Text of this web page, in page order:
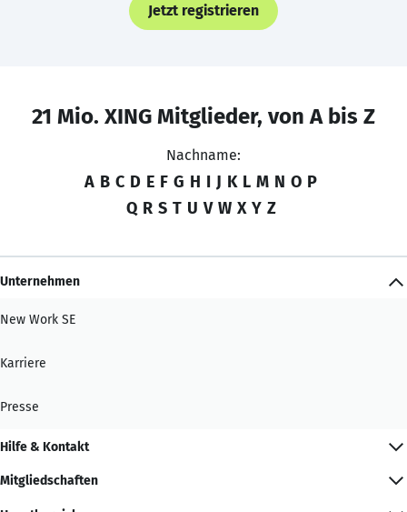
Jetzt registrieren
21 Mio. XING Mitglieder, von A bis Z
Nachname:
A B C D E F G H I J K L M N O P
Q R S T U V W X Y Z
Unternehmen
New Work SE
Karriere
Presse
Hilfe & Kontakt
Mitgliedschaften